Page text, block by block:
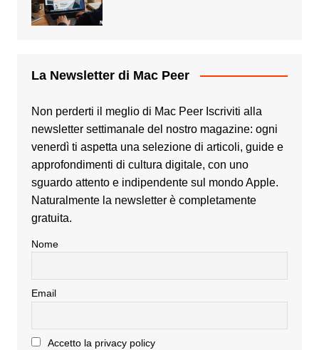
La Newsletter di Mac Peer
Non perderti il meglio di Mac Peer Iscriviti alla
newsletter settimanale del nostro magazine: ogni
venerdì ti aspetta una selezione di articoli, guide e
approfondimenti di cultura digitale, con uno
sguardo attento e indipendente sul mondo Apple.
Naturalmente la newsletter è completamente
gratuita.
Nome
Email
Accetto la privacy policy